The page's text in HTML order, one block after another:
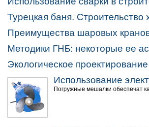
Турецкая баня. Строительство
Преимущества шаровых
Методики ГНБ: некоторые ее
Экологическое
Использование
Погружные мешалки обеспечат